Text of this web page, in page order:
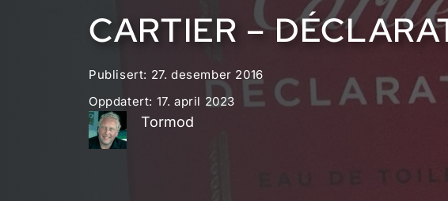
CARTIER –
Publisert: 27. desember 2016
Oppdatert: 17. april 2023
Tormod